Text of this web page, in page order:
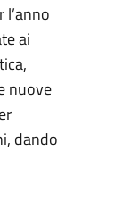
ai
nuove
dando